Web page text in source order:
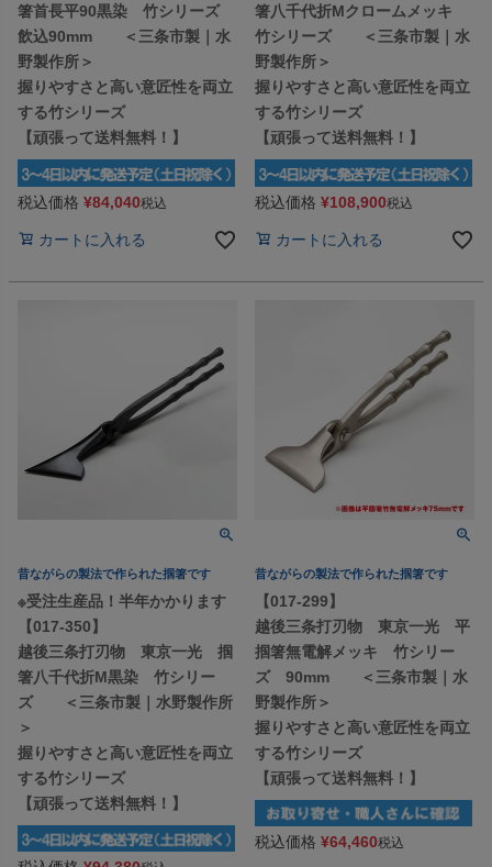
箸首長平90黒染 竹シリーズ
飲込90mm ＜三条市製｜水
野製作所＞
握りやすさと高い意匠性を両立
する竹シリーズ
【頑張って送料無料！】
税込価格 ¥84,040税込
カートに入れる
箸八千代折Mクロームメッキ
竹シリーズ ＜三条市製｜水
野製作所＞
握りやすさと高い意匠性を両立
する竹シリーズ
【頑張って送料無料！】
税込価格 ¥108,900税込
カートに入れる
昔ながらの製法で作られた掴箸です
※受注生産品！半年かかります
【017-350】
越後三条打刃物 東京一光 掴
箸八千代折M黒染 竹シリー
ズ ＜三条市製｜水野製作所
＞
握りやすさと高い意匠性を両立
する竹シリーズ
【頑張って送料無料！】
昔ながらの製法で作られた掴箸です
【017-299】
越後三条打刃物 東京一光 平
掴箸無電解メッキ 竹シリー
ズ 90mm ＜三条市製｜水
野製作所＞
握りやすさと高い意匠性を両立
する竹シリーズ
【頑張って送料無料！】
税込価格 ¥64,460税込